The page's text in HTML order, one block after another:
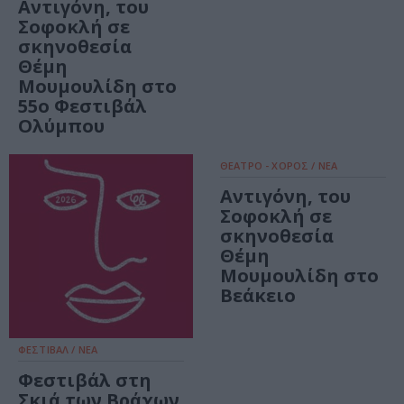
Αντιγόνη, του
Σοφοκλή σε
σκηνοθεσία
Θέμη
Μουμουλίδη στο
55ο Φεστιβάλ
Ολύμπου
ΦΕΣΤΙΒΑΛ / ΝΕΑ
Φεστιβάλ στη
ΘΕΑΤΡΟ - ΧΟΡΟΣ / ΝΕΑ
Αντιγόνη, του
Σοφοκλή σε
σκηνοθεσία
Θέμη
Μουμουλίδη στο
Βεάκειο